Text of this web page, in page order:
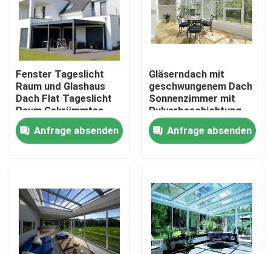
Produkte
Fenster Tageslicht
Raum und Glashaus
Dach Flat Tageslicht
Raum Gekrümmtes
Glas Dach Tageslicht
RaumAnfrage absenden
Gläserndach mit
geschwungenem Dach
Sonnenzimmer mit
Pulverbeschichtung
Glasdach
Sonnenzimmer für
einfache Installation
Anfrage absenden